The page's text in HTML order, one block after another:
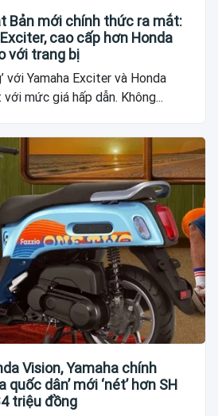
Bản mới chính thức ra mắt:
cao cấp hơn Honda
với trang bị
với Yamaha Exciter và Honda
mức giá hấp dẫn. Không...
Vision, Yamaha chính
dân’ mới ‘nét’ hơn SH
triệu đồng